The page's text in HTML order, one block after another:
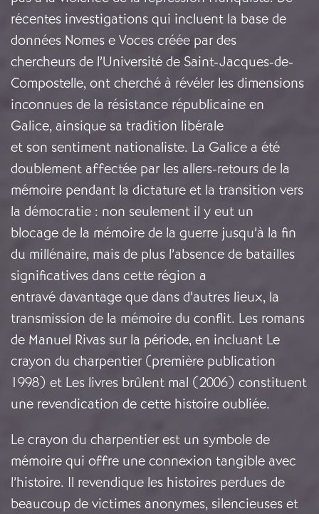
récentes investigations qui incluent la base de
données Nomes e Voces créée par des
chercheurs de l’Université de Saint-Jacques-de-
Compostelle, ont cherché à révéler les dimensions
inconnues de la résistance républicaine en
Galice, ainsique sa tradition libérale
et son sentiment nationaliste. La Galice a été
doublement affectée par les allers-retours de la
mémoire pendant la dictature et la transition vers
la démocratie : non seulement il y eut un
blocage de la mémoire de la guerre jusqu’à la fin
du millénaire, mais de plus l’absence de batailles
significatives dans cette région a
entravé davantage que dans d’autres lieux, la
transmission de la mémoire du conflit. Les romans
de Manuel Rivas sur la période, en incluant Le
crayon du charpentier (première publication
1998) et Les livres brûlent mal (2006) constituent
une revendication de cette histoire oubliée.
Le crayon du charpentier est un symbole de
mémoire qui offre une connexion tangible avec
l’histoire. Il revendique les histoires perdues de
beaucoup de victimes anonymes, silencieuses et